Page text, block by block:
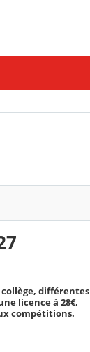
collège, différentes
licence à 28€,
compétitions.